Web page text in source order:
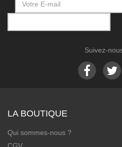
Suivez-
LA BOUTIQUE
Qui sommes-nous ?
CGV